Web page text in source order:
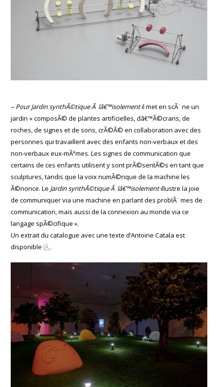
– Pour Jardin synthÃ©tique Ã lâ€™isolementil met en scÃ¨ne un
jardin « composÃ© de plantes artificielles, dâ€™Ã©crans, de
roches, de signes et de sons, crÃ©Ã© en collaboration avec des
personnes qui travaillent avec des enfants non-verbaux et des
non-verbaux eux-mÃªmes. Les signes de communication que
certains de ces enfants utilisent y sont prÃ©sentÃ©s en tant que
sculptures, tandis que la voix numÃ©rique de la machine les
Ã©nonce. Le Jardin synthÃ©tique Ã lâ€™isolementillustre la joie
de communiquer via une machine en parlant des problÃ¨mes de
communication, mais aussi de la connexion au monde via ce
langage spÃ©cifique ».
Un extrait du catalogue avec une texte d’Antoine Catala est
disponible lÃ .